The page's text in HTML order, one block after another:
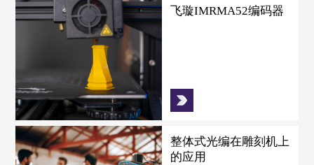
飞璇IMRMA52编码器
整体式光编在雕刻机上
的应用